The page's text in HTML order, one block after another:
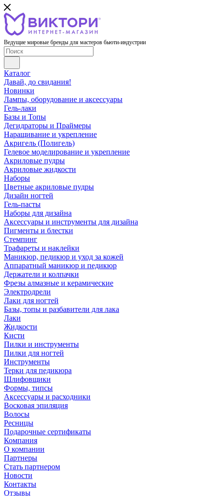
Ведущие мировые бренды для мастеров бьюти-индустрии
Каталог
Давай, до свидания!
Новинки
Лампы, оборудование и аксессуары
Гель-лаки
Базы и Топы
Дегидраторы и Праймеры
Наращивание и укрепление
Акригель (Полигель)
Гелевое моделирование и укрепление
Акриловые пудры
Акриловые жидкости
Наборы
Цветные акриловые пудры
Дизайн ногтей
Гель-пасты
Наборы для дизайна
Аксессуары и инструменты для дизайна
Пигменты и блестки
Стемпинг
Трафареты и наклейки
Маникюр, педикюр и уход за кожей
Аппаратный маникюр и педикюр
Держатели и колпачки
Фрезы алмазные и керамические
Электродрели
Лаки для ногтей
Базы, топы и разбавители для лака
Лаки
Жидкости
Кисти
Пилки и инструменты
Пилки для ногтей
Инструменты
Терки для педикюра
Шлифовщики
Формы, типсы
Аксессуары и расходники
Восковая эпиляция
Волосы
Ресницы
Подарочные сертификаты
Компания
О компании
Партнеры
Стать партнером
Новости
Контакты
Отзывы